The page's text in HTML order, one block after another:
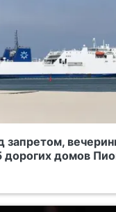
запретом,
домов